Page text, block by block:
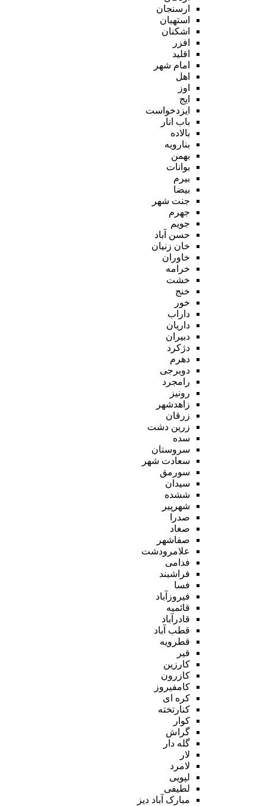
ارسنجان
استهبان
اشکنان
افزر
اقلید
امام شهر
اهل
اوز
ایج
ایزدخواست
باب انار
بالاده
بنارویه
بهمن
بوانات
بیرم
بیضا
جنت شهر
جهرم
جویم
حسن آباد
خان زنیان
خاوران
خرامه
خشت
خنج
خور
داراب
داریان
دبیران
دژکرد
دهرم
دوبرجی
رامجرد
رونیز
زاهدشهر
زرقان
زرین دشت
سده
سروستان
سعادت شهر
سورمق
سیدان
ششده
شهرپیر
صدرا
صغاد
صفاشهر
علامرودشت
فدامی
فراشبند
فسا
فیروزآباد
قائمیه
قادرآباد
قطب آباد
قطرویه
قیر
کارزین
کازرون
کامفیروز
کره ای
کنارتخته
کوار
گراش
گله دار
لار
لامرد
لپویی
لطیفی
مبارک آباد دیز